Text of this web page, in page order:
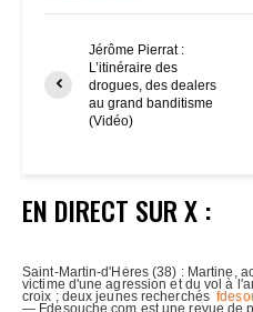
Jérôme Pierrat :
L’itinéraire des
drogues, des dealers
au grand banditisme
(Vidéo)
EN DIRECT SUR X :